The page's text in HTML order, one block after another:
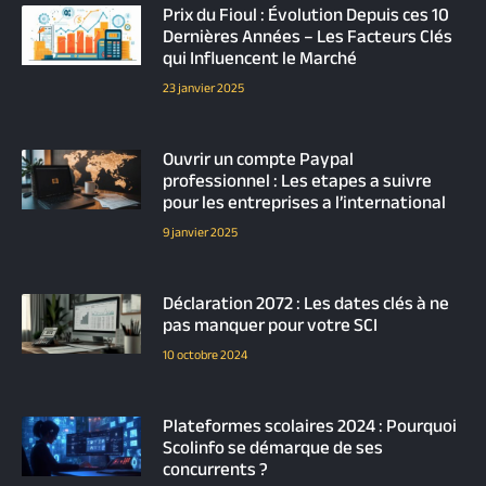
Prix du Fioul : Évolution Depuis ces 10
Dernières Années – Les Facteurs Clés
qui Influencent le Marché
23 janvier 2025
Ouvrir un compte Paypal
professionnel : Les etapes a suivre
pour les entreprises a l’international
9 janvier 2025
Déclaration 2072 : Les dates clés à ne
pas manquer pour votre SCI
10 octobre 2024
Plateformes scolaires 2024 : Pourquoi
Scolinfo se démarque de ses
concurrents ?